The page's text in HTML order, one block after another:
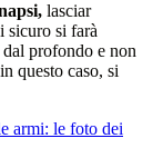
lasciar
sicuro si farà
profondo e non
questo caso, si
armi: le foto dei